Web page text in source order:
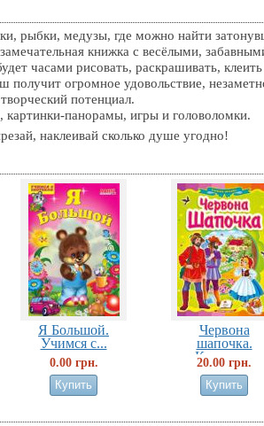
рыбки, медузы, где можно найти
книжка с весёлыми,
часами рисовать, раскрашивать, клеить
огромное удовольствие,
потенциал.
панорамы, игры и головоломки.
наклеивай сколько душе угодно!
Я Большой.
Учимся с...
0.00 грн.
Червона
шапочка.
Казкова...
20.00 грн.